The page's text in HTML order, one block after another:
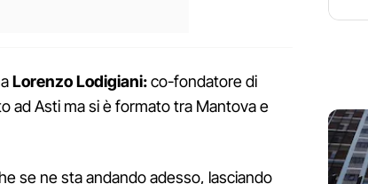
Lorenzo Lodigiani:co-fondatore di
ad Asti ma si è formato tra Mantova e
se ne sta andando adesso, lasciando